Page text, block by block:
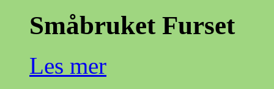
Småbruket Furset
Les mer